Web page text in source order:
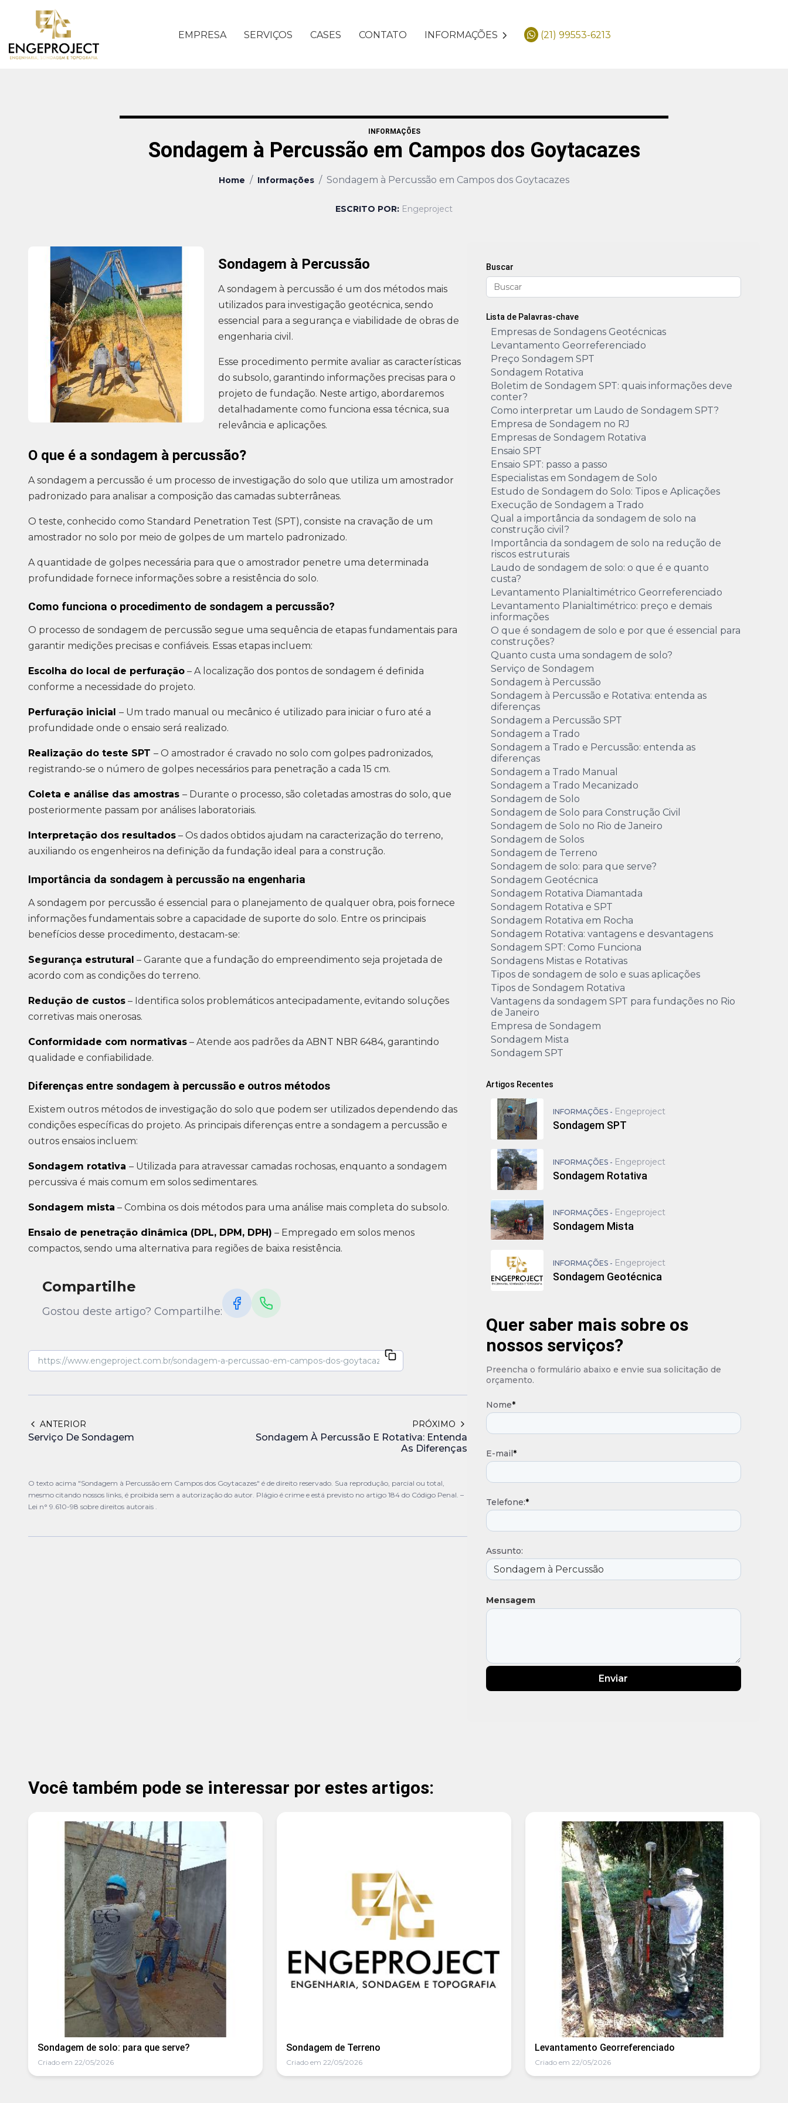
EMPRESA SERVIÇOS CASES CONTATO INFORMAÇÕES (21) 99553-6213
INFORMAÇÕES
Sondagem à Percussão em Campos dos Goytacazes
Home / Informações / Sondagem à Percussão em Campos dos Goytacazes
ESCRITO POR: Engeproject
Sondagem à Percussão
A sondagem à percussão é um dos métodos mais
utilizados para investigação geotécnica, sendo
essencial para a segurança e viabilidade de obras de
engenharia civil.
Esse procedimento permite avaliar as características
do subsolo, garantindo informações precisas para o
projeto de fundação. Neste artigo, abordaremos
detalhadamente como funciona essa técnica, sua
relevância e aplicações.
O que é a sondagem à percussão?
A sondagem a percussão é um processo de investigação do solo que utiliza um amostrador
padronizado para analisar a composição das camadas subterrâneas.
O teste, conhecido como Standard Penetration Test (SPT), consiste na cravação de um
amostrador no solo por meio de golpes de um martelo padronizado.
A quantidade de golpes necessária para que o amostrador penetre uma determinada
profundidade fornece informações sobre a resistência do solo.
Como funciona o procedimento de sondagem a percussão?
O processo de sondagem de percussão segue uma sequência de etapas fundamentais para
garantir medições precisas e confiáveis. Essas etapas incluem:
Escolha do local de perfuração – A localização dos pontos de sondagem é definida
conforme a necessidade do projeto.
Perfuração inicial – Um trado manual ou mecânico é utilizado para iniciar o furo até a
profundidade onde o ensaio será realizado.
Realização do teste SPT – O amostrador é cravado no solo com golpes padronizados,
registrando-se o número de golpes necessários para penetração a cada 15 cm.
Coleta e análise das amostras – Durante o processo, são coletadas amostras do solo, que
posteriormente passam por análises laboratoriais.
Interpretação dos resultados – Os dados obtidos ajudam na caracterização do terreno,
auxiliando os engenheiros na definição da fundação ideal para a construção.
Importância da sondagem à percussão na engenharia
A sondagem por percussão é essencial para o planejamento de qualquer obra, pois fornece
informações fundamentais sobre a capacidade de suporte do solo. Entre os principais
benefícios desse procedimento, destacam-se:
Segurança estrutural – Garante que a fundação do empreendimento seja projetada de
acordo com as condições do terreno.
Redução de custos – Identifica solos problemáticos antecipadamente, evitando soluções
corretivas mais onerosas.
Conformidade com normativas – Atende aos padrões da ABNT NBR 6484, garantindo
qualidade e confiabilidade.
Diferenças entre sondagem à percussão e outros métodos
Existem outros métodos de investigação do solo que podem ser utilizados dependendo das
condições específicas do projeto. As principais diferenças entre a sondagem a percussão e
outros ensaios incluem:
Sondagem rotativa – Utilizada para atravessar camadas rochosas, enquanto a sondagem
percussiva é mais comum em solos sedimentares.
Sondagem mista – Combina os dois métodos para uma análise mais completa do subsolo.
Ensaio de penetração dinâmica (DPL, DPM, DPH) – Empregado em solos menos
compactos, sendo uma alternativa para regiões de baixa resistência.
Compartilhe
Gostou deste artigo? Compartilhe:
ANTERIOR
Serviço De Sondagem
PRÓXIMO
Sondagem À Percussão E Rotativa: Entenda
As Diferenças
O texto acima "Sondagem à Percussão em Campos dos Goytacazes" é de direito reservado. Sua reprodução, parcial ou total,
mesmo citando nossos links, é proibida sem a autorização do autor. Plágio é crime e está previsto no artigo 184 do Código Penal. –
Lei n° 9.610-98 sobre direitos autorais .
Buscar
Lista de Palavras-chave
Empresas de Sondagens Geotécnicas
Levantamento Georreferenciado
Preço Sondagem SPT
Sondagem Rotativa
Boletim de Sondagem SPT: quais informações deve
conter?
Como interpretar um Laudo de Sondagem SPT?
Empresa de Sondagem no RJ
Empresas de Sondagem Rotativa
Ensaio SPT
Ensaio SPT: passo a passo
Especialistas em Sondagem de Solo
Estudo de Sondagem do Solo: Tipos e Aplicações
Execução de Sondagem a Trado
Qual a importância da sondagem de solo na
construção civil?
Importância da sondagem de solo na redução de
riscos estruturais
Laudo de sondagem de solo: o que é e quanto
custa?
Levantamento Planialtimétrico Georreferenciado
Levantamento Planialtimétrico: preço e demais
informações
O que é sondagem de solo e por que é essencial para
construções?
Quanto custa uma sondagem de solo?
Serviço de Sondagem
Sondagem à Percussão
Sondagem à Percussão e Rotativa: entenda as
diferenças
Sondagem a Percussão SPT
Sondagem a Trado
Sondagem a Trado e Percussão: entenda as
diferenças
Sondagem a Trado Manual
Sondagem a Trado Mecanizado
Sondagem de Solo
Sondagem de Solo para Construção Civil
Sondagem de Solo no Rio de Janeiro
Sondagem de Solos
Sondagem de Terreno
Sondagem de solo: para que serve?
Sondagem Geotécnica
Sondagem Rotativa Diamantada
Sondagem Rotativa e SPT
Sondagem Rotativa em Rocha
Sondagem Rotativa: vantagens e desvantagens
Sondagem SPT: Como Funciona
Sondagens Mistas e Rotativas
Tipos de sondagem de solo e suas aplicações
Tipos de Sondagem Rotativa
Vantagens da sondagem SPT para fundações no Rio
de Janeiro
Empresa de Sondagem
Sondagem Mista
Sondagem SPT
Artigos Recentes
INFORMAÇÕES - Engeproject
Sondagem SPT
INFORMAÇÕES - Engeproject
Sondagem Rotativa
INFORMAÇÕES - Engeproject
Sondagem Mista
INFORMAÇÕES - Engeproject
Sondagem Geotécnica
Quer saber mais sobre os
nossos serviços?
Preencha o formulário abaixo e envie sua solicitação de
orçamento.
Nome*
E-mail *
Telefone:*
Assunto:
Mensagem
Enviar
Você também pode se interessar por estes artigos:
Sondagem de solo: para que serve?
Criado em 22/05/2026
Sondagem de Terreno
Criado em 22/05/2026
Levantamento Georreferenciado
Criado em 22/05/2026